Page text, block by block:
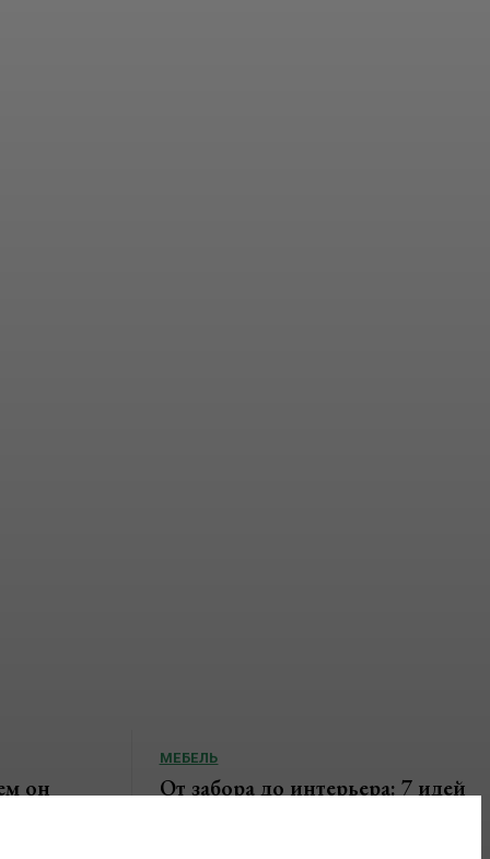
он
МЕБЕЛЬ
От забора до интерьера: 7 идей